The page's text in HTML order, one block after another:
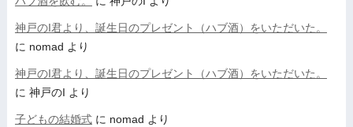
神戸のI君より、誕生日のプレゼント（ハブ酒）をいただいた。
に nomad より
神戸のI君より、誕生日のプレゼント（ハブ酒）をいただいた。
に 神戸のI より
子どもの結婚式に nomad より